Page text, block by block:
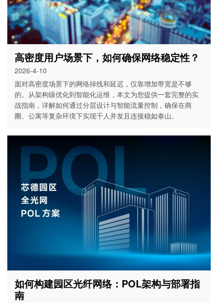
高密度用户场景下，如何确保网络稳定性？
2026-4-10
面对高密度场景下的网络掉线和延迟，仅靠增加带宽是不够
的。从架构级优化到智能化运维，本文为您提供一套完整的实
战指南，详解如何通过分层设计与智能流量控制，确保在商
圈、公寓等复杂环境下实现千人并发且连接稳如泰山。
如何构建园区光纤网络：POL架构与部署指
南